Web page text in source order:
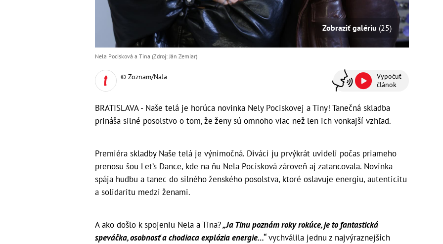
Zobraziť galériu (25)
Nela Pocisková a Tina (Zdroj: Ján Zemiar)
© Zoznam/NaJa
Vypočuť
článok
BRATISLAVA - Naše telá je horúca novinka Nely Pociskovej a Tiny! Tanečná skladba
prináša silné posolstvo o tom, že ženy sú omnoho viac než len ich vonkajší vzhľad.
Premiéra skladby Naše telá je výnimočná. Diváci ju prvýkrát uvideli počas priameho
prenosu šou Let’s Dance, kde na ňu Nela Pocisková zároveň aj zatancovala. Novinka
spája hudbu a tanec do silného ženského posolstva, ktoré oslavuje energiu, autenticitu
a solidaritu medzi ženami.
A ako došlo k spojeniu Nela a Tina?„Ja Tinu poznám roky rokúce, je to fantastická
speváčka, osobnosť a chodiaca explózia energie…“vychválila jednu z najvýraznejších